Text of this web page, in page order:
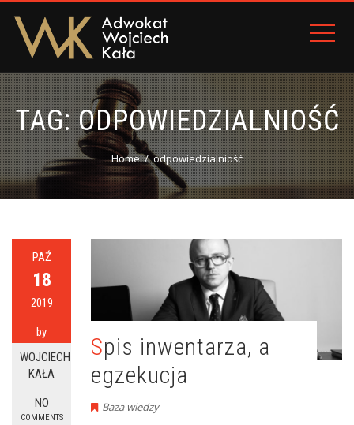
TAG:ODPOWIEDZIALNIOŚĆ
Home odpowiedzialniość
PAŹ
18
2019
by
WOJCIECH
KAŁA
NO
COMMENTS
Spis inwentarza, a
egzekucja
Baza wiedzy